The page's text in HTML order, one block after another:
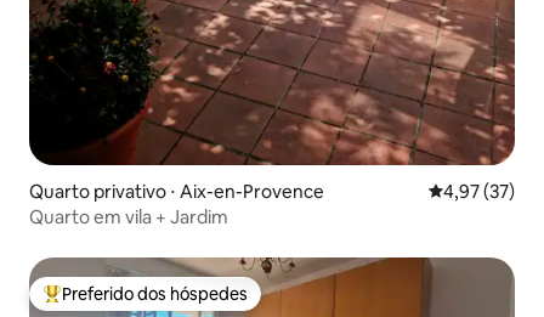
Quarto privativo ⋅ Aix-en-Provence 4,97 de uma
4,97 (37)
Quarto em vila + Jardim
Entre os melhores preferidos dos hóspedes
Preferido dos hóspedes